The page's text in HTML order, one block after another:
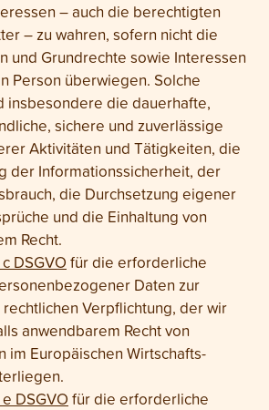
– auch die berechtigten
– zu wahren, sofern nicht die
und Grund­rechte sowie Interessen
Person überwiegen. Solche
insbesondere die dauerhafte,
sichere und zuverlässige
Aktivitäten und Tätig­keiten, die
der Informations­sicherheit, der
die Durch­setzung eigener
und die Ein­haltung von
Recht.
DSGVO für die erforderliche
Daten zur
Ver­pflichtung, der wir
anwendbarem Recht von
im Europäischen Wirtschafts­
DSGVO für die erforderliche